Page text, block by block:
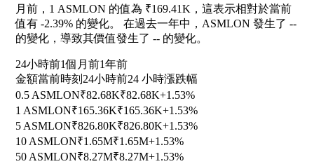
月前，1 ASMLON 的值為 ₹169.41K，這表示相對於當前
值有 -2.39% 的變化。 在過去一年中，ASMLON 發生了 --
的變化，導致其價值發生了 -- 的變化。
24小時前1個月前1年前
金額當前時刻 24小時前24 小時漲跌幅
0.5 ASMLON₹82.68K₹82.68K+1.53%
1 ASMLON₹165.36K₹165.36K+1.53%
5 ASMLON₹826.80K₹826.80K+1.53%
10 ASMLON₹1.65M₹1.65M+1.53%
50 ASMLON₹8.27M₹8.27M+1.53%